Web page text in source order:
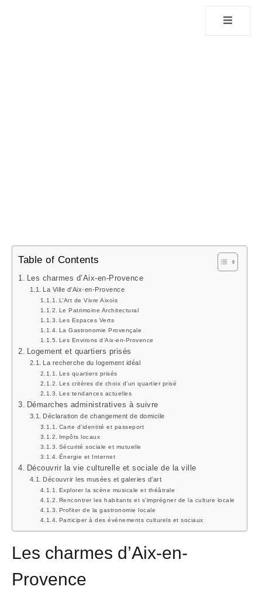
Table of Contents
Les charmes d’Aix-en-Provence
La Ville d’Aix-en-Provence
L’Art de Vivre Aixois
Le Patrimoine Architectural
Les Espaces Verts
La Gastronomie Provençale
Les Environs d’Aix-en-Provence
Logement et quartiers prisés
La recherche du logement idéal
Les quartiers prisés
Les critères de choix d’un quartier prisé
Les tendances actuelles
Démarches administratives à suivre
Déclaration de changement de domicile
Carte d’identité et passeport
Impôts locaux
Sécurité sociale et mutuelle
Énergie et Internet
Découvrir la vie culturelle et sociale de la ville
Découvrir les musées et galeries d’art
Explorer la scène musicale et théâtrale
Rencontrer les habitants et s’imprégner de la culture locale
Profiter de la gastronomie locale
Participer à des événements culturels et sociaux
Les charmes d’Aix-en-
Provence